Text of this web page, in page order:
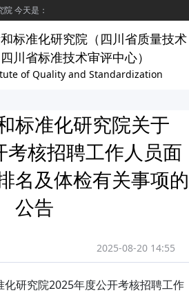
今天是：
标准化研究院（四川省质量技术
川省标准技术审评中心）
of Quality and Standardization
标准化研究院关于
考核招聘工作人员面
名及体检有关事项的
公告
2025-08-20 14:55
研究院2025年度公开考核招聘工作